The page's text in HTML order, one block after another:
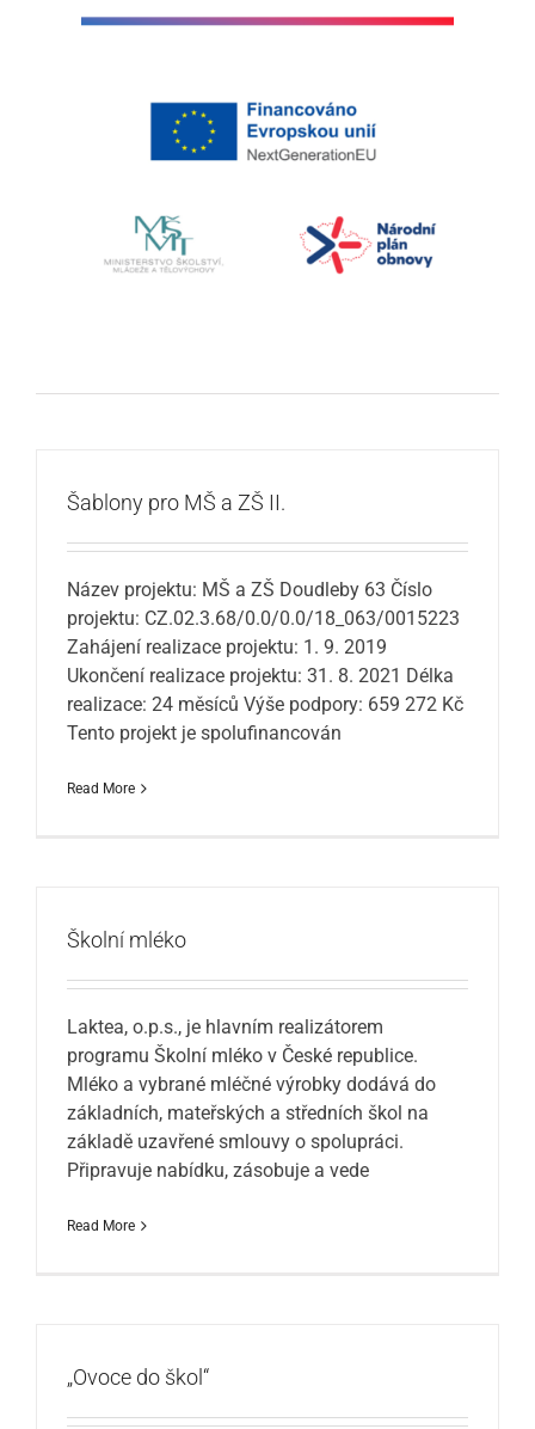
Šablony pro MŠ a ZŠ II.
Název projektu: MŠ a ZŠ Doudleby 63 Číslo
projektu: CZ.02.3.68/0.0/0.0/18_063/0015223
Zahájení realizace projektu: 1. 9. 2019
Ukončení realizace projektu: 31. 8. 2021 Délka
realizace: 24 měsíců Výše podpory: 659 272 Kč
Tento projekt je spolufinancován
Read More
Školní mléko
Laktea, o.p.s., je hlavním realizátorem
programu Školní mléko v České republice.
Mléko a vybrané mléčné výrobky dodává do
základních, mateřských a středních škol na
základě uzavřené smlouvy o spolupráci.
Připravuje nabídku, zásobuje a vede
Read More
„Ovoce do škol“